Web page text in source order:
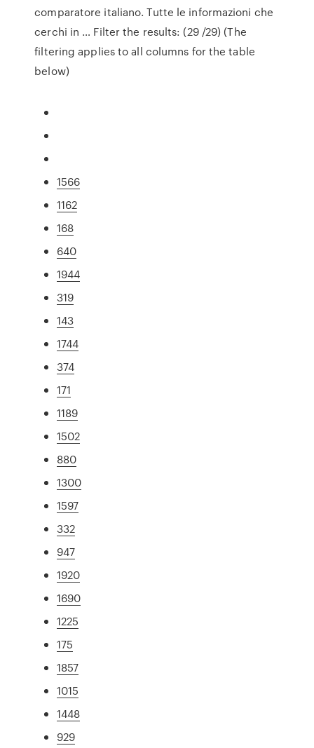
comparatore italiano. Tutte le informazioni che
cerchi in … Filter the results: (29 /29) (The
filtering applies to all columns for the table
below)
1566
1162
168
640
1944
319
143
1744
374
171
1189
1502
880
1300
1597
332
947
1920
1690
1225
175
1857
1015
1448
929